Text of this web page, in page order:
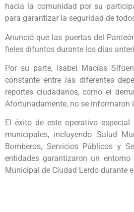
hacia la comunidad por su
para garantizar la seguridad de
Anunció que las puertas del
fieles difuntos durante los días
Por su parte, Isabel Macías
constante entre las diferentes
reportes ciudadanos, como el
Afortunadamente, no se informaron
El éxito de este operativo
municipales, incluyendo Salud
Bomberos, Servicios Públicos y
entidades garantizaron un
Municipal de Ciudad Lerdo durante